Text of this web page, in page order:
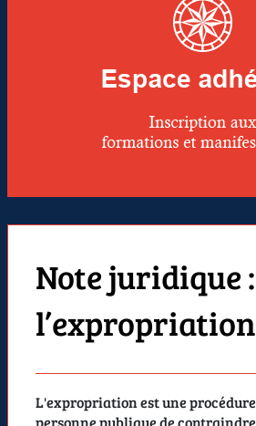
Note juridique :
l’expropriation
L'expropriation est une
personne publique de